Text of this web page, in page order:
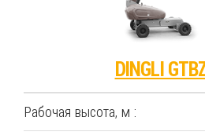
DINGLI
Рабочая высота, м :